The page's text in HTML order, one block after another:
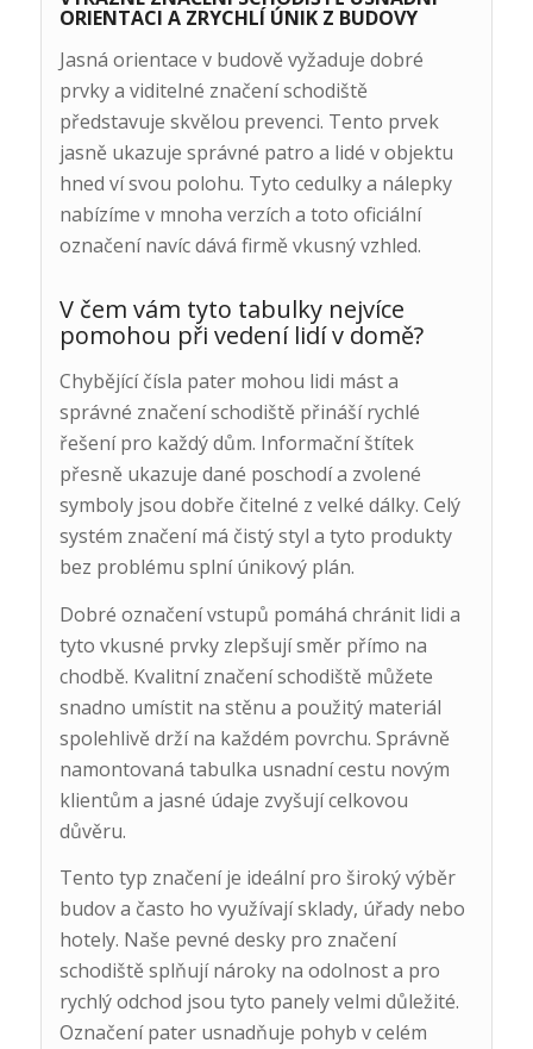
ORIENTACI A ZRYCHLÍ ÚNIK Z BUDOVY
Jasná orientace v budově vyžaduje dobré
prvky a viditelné značení schodiště
představuje skvělou prevenci. Tento prvek
jasně ukazuje správné patro a lidé v objektu
hned ví svou polohu. Tyto cedulky a nálepky
nabízíme v mnoha verzích a toto oficiální
označení navíc dává firmě vkusný vzhled.
V čem vám tyto tabulky nejvíce
pomohou při vedení lidí v domě?
Chybějící čísla pater mohou lidi mást a
správné značení schodiště přináší rychlé
řešení pro každý dům. Informační štítek
přesně ukazuje dané poschodí a zvolené
symboly jsou dobře čitelné z velké dálky. Celý
systém značení má čistý styl a tyto produkty
bez problému splní únikový plán.
Dobré označení vstupů pomáhá chránit lidi a
tyto vkusné prvky zlepšují směr přímo na
chodbě. Kvalitní značení schodiště můžete
snadno umístit na stěnu a použitý materiál
spolehlivě drží na každém povrchu. Správně
namontovaná tabulka usnadní cestu novým
klientům a jasné údaje zvyšují celkovou
důvěru.
Tento typ značení je ideální pro široký výběr
budov a často ho využívají sklady, úřady nebo
hotely. Naše pevné desky pro značení
schodiště splňují nároky na odolnost a pro
rychlý odchod jsou tyto panely velmi důležité.
Označení pater usnadňuje pohyb v celém